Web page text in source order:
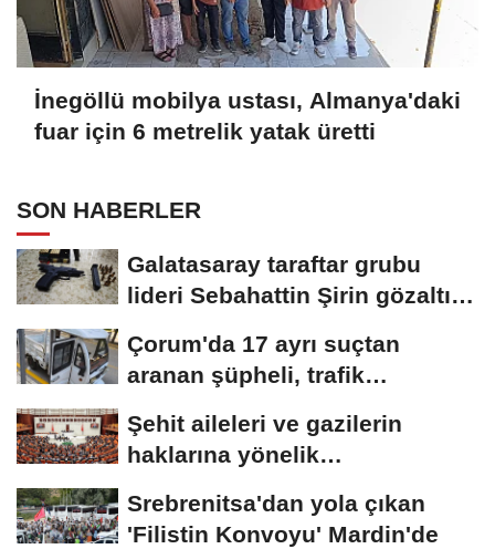
İnegöllü mobilya ustası, Almanya'daki
fuar için 6 metrelik yatak üretti
SON HABERLER
Galatasaray taraftar grubu
lideri Sebahattin Şirin gözaltına
Çorum'da 17 ayrı suçtan
aranan şüpheli, trafik
Şehit aileleri ve gazilerin
haklarına yönelik
Srebrenitsa'dan yola çıkan
'Filistin Konvoyu' Mardin'de